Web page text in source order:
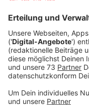
zu Hause mitraten
Aber das allein
Vierteljahrhundert
Spannende ist,
interessante Leute
Kandidaten, die den
gekoppelt an